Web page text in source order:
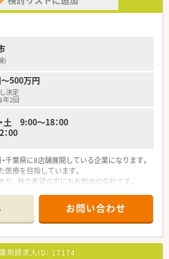
)
500万円
決定
2回
・土 9:00～18：00
00
千葉県に8店舗展開している企業になります。
療を目指しています。
。独立希望の方にもお勧めの会社です。
お問い合わせ
薬剤師求人ID： 17174